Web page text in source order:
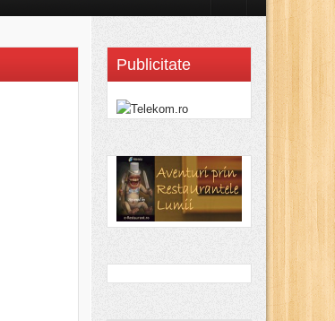
Publicitate